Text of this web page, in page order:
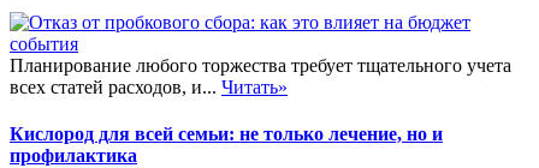
Планирование любого торжества требует тщательного учета
всех статей расходов, и... Читать»
Кислород для всей семьи: не только лечение, но и
профилактика